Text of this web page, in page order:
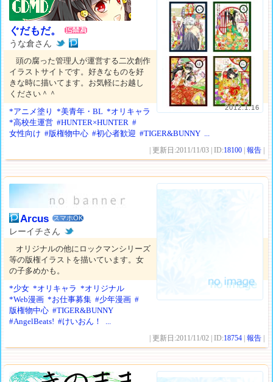
2012.1.16
ぐだもだ。
うな倉さん
頭の腐った管理人が運営する二次創作
イラストサイトです。好きなものを好
きな時に描いてます。お気軽にお越し
ください＾＾
*アニメ塗り
*美青年・BL *オリキャラ
*高校生運営 #HUNTER×HUNTER #
女性向け #版権物中心 #初心者歓迎 #TIGER&BUNNY ...
| 更新日:2011/11/03 | ID:18100 |報告
Arcus スマホOK
レーイチさん
オリジナルの他にロックマンシリーズ
等の版権イラストを描いています。女
の子多めかも。
*少女 *オリキャラ *オリジナル
*Web漫画 *お仕事募集 #少年漫画 #
版権物中心 #TIGER&BUNNY
#AngelBeats! #けいおん！ ...
| 更新日:2011/11/02 | ID:18754 |報告